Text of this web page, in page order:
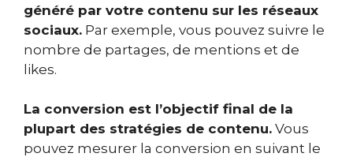
généré par votre contenu sur les réseaux
sociaux. Par exemple, vous pouvez suivre le
nombre de partages, de mentions et de
likes.
La conversion est l’objectif final de la
plupart des stratégies de contenu. Vous
pouvez mesurer la conversion en suivant le